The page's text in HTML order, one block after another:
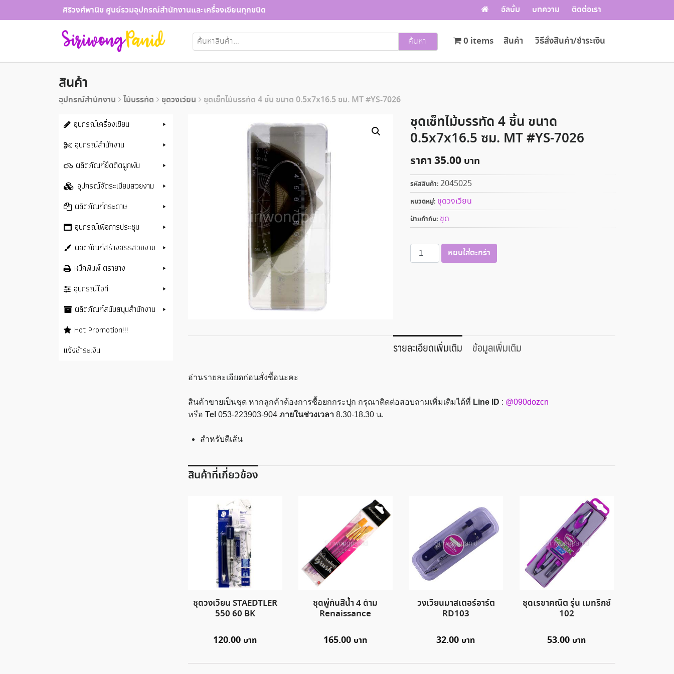
to
ศิริวงศ์พานิช ศูนย์รวมอุปกรณ์สำนักงานและเครื่องเขียนทุกชนิด อัลบั้ม บทความ ติดต่อเรา
ค้นหา: ค้นหา สินค้า วิธีสั่งสินค้า/ชำระเงิน
0 items
สินค้า
อุปกรณ์สำนักงาน ไม้บรรทัด ชุดวงเวียน ชุดเซ็ทไม้บรรทัด 4 ชิ้น ขนาด 0.5x7x16.5 ซม. MT #YS-7026
ชุดเซ็ทไม้บรรทัด 4 ชิ้น ขนาด
0.5x7x16.5 ซม. MT #YS-7026
ราคา35.00
รหัสสินค้า: 2045025
หมวดหมู่: ชุดวงเวียน
ป้ายกำกับ: ชุด
จำนวน
ชุด
0.5x7x16.5
ซม.
ชิ้น
หยิบใส่ตะกร้า
รายละเอียดเพิ่มเติม ข้อมูลเพิ่มเติม
อ่านรายละเอียดก่อนสั่งซื้อนะคะ
สินค้าขายเป็นชุด หากลูกค้าต้องการซื้อยกกระปุก กรุณาติดต่อสอบถามเพิ่มเติมได้ที่ Line ID : @090dozcn
หรือ Tel 053-223903-904 ภายในช่วงเวลา8.30-18.30 น.
สำหรับตีเส้น
สินค้าที่เกี่ยวข้อง
ชุดวงเวียน STAEDTLER
550 60 BK
120.00
ชุดพู่กันสีน้ำ 4 ด้าม
Renaissance
165.00
วงเวียนมาสเตอร์อาร์ต
RD103
32.00
ชุดเรขาคณิต รุ่น เมทริกซ์
102
53.00
อุปกรณ์เครื่องเขียน
อุปกรณ์สำนักงาน
ผลิตภัณฑ์ยึดติดผูกพัน
อุปกรณ์จัดระเบียบสวยงาม
ผลิตภัณฑ์กระดาษ
อุปกรณ์เพื่อการประชุม
ผลิตภัณฑ์สร้างสรรสวยงาม
หมึกพิมพ์ ตรายาง
อุปกรณ์ไอที
ผลิตภัณฑ์สนับสนุนสำนักงาน
Hot Promotion!!!
แจ้งชำระเงิน